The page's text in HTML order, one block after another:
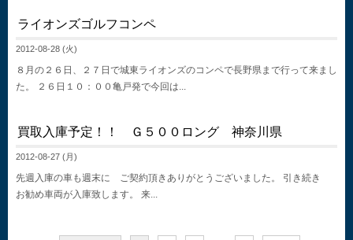
ライオンズゴルフコンペ
2012-08-28 (火)
８月の２６日、２７日で城東ライオンズのコンペで長野県まで行って来まし
た。 ２６日１０：００亀戸発で今回は...
買取入庫予定！！ Ｇ５００ロング 神奈川県
2012-08-27 (月)
先週入庫の車も週末に ご契約頂きありがとうございました。 引き続き
お勧め車両が入庫致します。 来...